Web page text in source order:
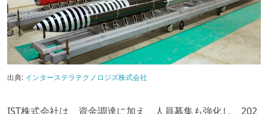
出典: インターステラテクノロジズ株式会社
IST株式会社は、資金調達に加え、人員募集も強化し、202